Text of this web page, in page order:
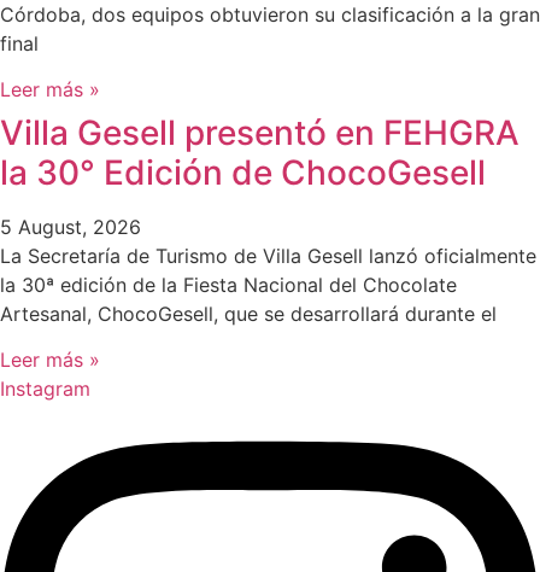
Córdoba, dos equipos obtuvieron su clasificación a la gran
final
Leer más »
Villa Gesell presentó en FEHGRA
la 30° Edición de ChocoGesell
5 August, 2026
La Secretaría de Turismo de Villa Gesell lanzó oficialmente
la 30ª edición de la Fiesta Nacional del Chocolate
Artesanal, ChocoGesell, que se desarrollará durante el
Leer más »
Instagram